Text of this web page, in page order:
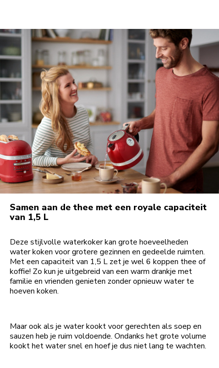
Samen aan de thee met een royale capaciteit
van 1,5 L
Deze stijlvolle waterkoker kan grote hoeveelheden
water koken voor grotere gezinnen en gedeelde ruimten.
Met een capaciteit van 1,5 L zet je wel 6 koppen thee of
koffie! Zo kun je uitgebreid van een warm drankje met
familie en vrienden genieten zonder opnieuw water te
hoeven koken.
Maar ook als je water kookt voor gerechten als soep en
sauzen heb je ruim voldoende. Ondanks het grote volume
kookt het water snel en hoef je dus niet lang te wachten.